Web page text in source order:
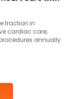
traction in
cardiac care,
annually
and